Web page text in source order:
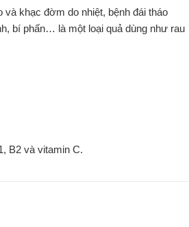
khạc đờm do nhiệt, bệnh đái tháo
bí phấn… là một loại quả dùng như rau
B2 và vitamin C.